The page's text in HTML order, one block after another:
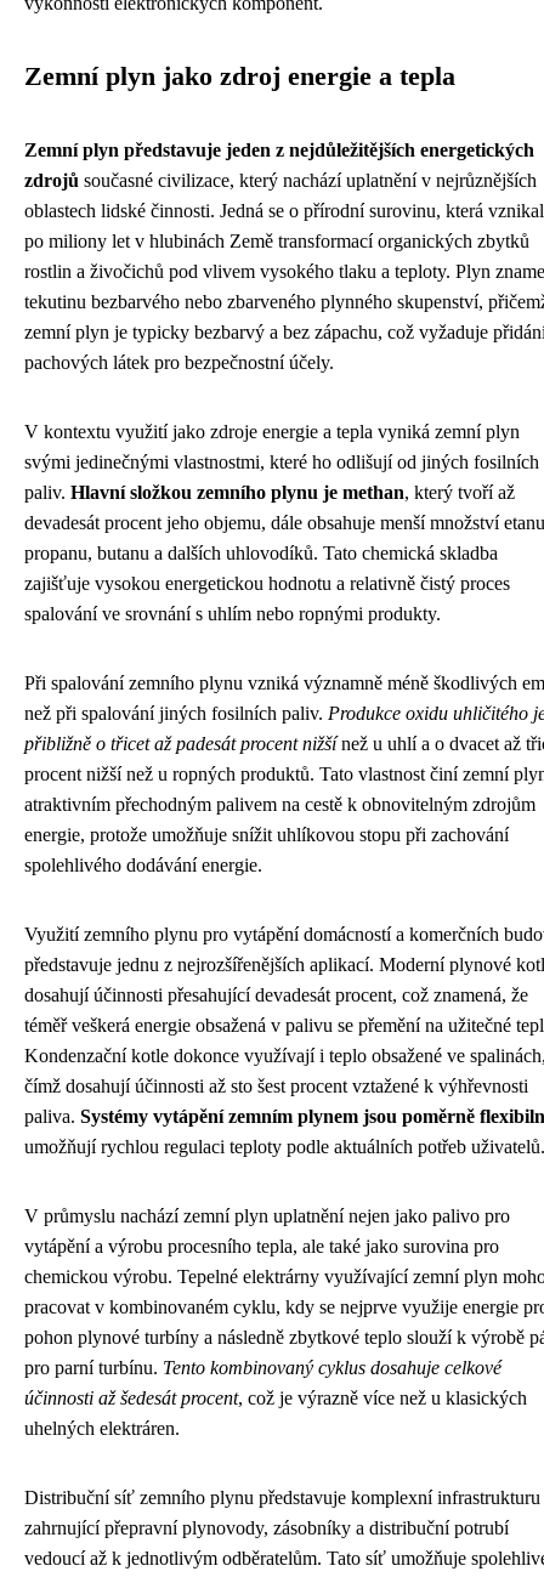
Zemní plyn jako zdroj energie a tepla
Zemní plyn představuje jeden z nejdůležitějších energetických
zdrojů současné civilizace, který nachází uplatnění v nejrůznějších
oblastech lidské činnosti. Jedná se o přírodní surovinu, která
po miliony let v hlubinách Země transformací organických zbytků
rostlin a živočichů pod vlivem vysokého tlaku a teploty. Plyn
tekutinu bezbarvého nebo zbarveného plynného skupenství,
zemní plyn je typicky bezbarvý a bez zápachu, což vyžaduje
pachových látek pro bezpečnostní účely.
V kontextu využití jako zdroje energie a tepla vyniká zemní plyn
svými jedinečnými vlastnostmi, které ho odlišují od jiných fosilních
paliv. Hlavní složkou zemního plynu je methan, který tvoří až
devadesát procent jeho objemu, dále obsahuje menší množství
propanu, butanu a dalších uhlovodíků. Tato chemická skladba
zajišťuje vysokou energetickou hodnotu a relativně čistý proces
spalování ve srovnání s uhlím nebo ropnými produkty.
Při spalování zemního plynu vzniká významně méně škodlivých
než při spalování jiných fosilních paliv. Produkce oxidu uhličitého
přibližně o třicet až padesát procent nižšínež u uhlí a o dvacet až
procent nižší než u ropných produktů. Tato vlastnost činí zemní
atraktivním přechodným palivem na cestě k obnovitelným zdrojům
energie, protože umožňuje snížit uhlíkovou stopu při zachování
spolehlivého dodávání energie.
Využití zemního plynu pro vytápění domácností a komerčních
představuje jednu z nejrozšířenějších aplikací. Moderní plynové
dosahují účinnosti přesahující devadesát procent, což znamená, že
téměř veškerá energie obsažená v palivu se přemění na užitečné
Kondenzační kotle dokonce využívají i teplo obsažené ve
čímž dosahují účinnosti až sto šest procent vztažené k výhřevnosti
paliva. Systémy vytápění zemním plynem jsou poměrně
umožňují rychlou regulaci teploty podle aktuálních potřeb uživatelů.
V průmyslu nachází zemní plyn uplatnění nejen jako palivo pro
vytápění a výrobu procesního tepla, ale také jako surovina pro
chemickou výrobu. Tepelné elektrárny využívající zemní plyn
pracovat v kombinovaném cyklu, kdy se nejprve využije energie
pohon plynové turbíny a následně zbytkové teplo slouží k výrobě
pro parní turbínu. Tento kombinovaný cyklus dosahuje celkové
účinnosti až šedesát procent, což je výrazně více než u klasických
uhelných elektráren.
Distribuční síť zemního plynu představuje komplexní infrastrukturu
zahrnující přepravní plynovody, zásobníky a distribuční potrubí
vedoucí až k jednotlivým odběratelům. Tato síť umožňuje